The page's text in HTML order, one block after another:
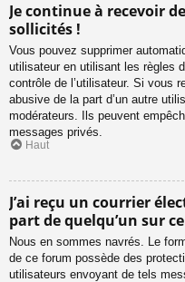
Je continue à recevoir
sollicités !
Vous pouvez supprimer
utilisateur en utilisant les règles
contrôle de l’utilisateur. Si vous
abusive de la part d’un autre
modérateurs. Ils peuvent
messages privés.
Haut
J’ai reçu un courrier
part de quelqu’un sur
Nous en sommes navrés. Le
de ce forum possède des
utilisateurs envoyant de tels